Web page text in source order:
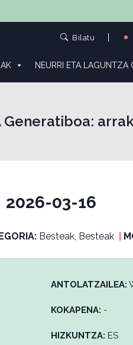
Bilatu
NEURRI ETA LAGUNTZA
2026-03-16
Besteak, Besteak
ANTOLATZAILEA:
KOKAPENA: -
HIZKUNTZA: ES